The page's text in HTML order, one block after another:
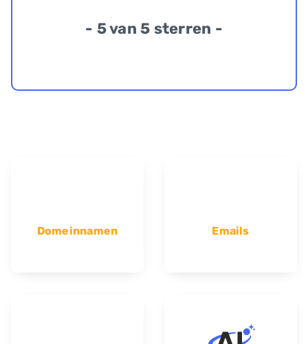
- 5 van 5 sterren -
Domeinnamen Emails